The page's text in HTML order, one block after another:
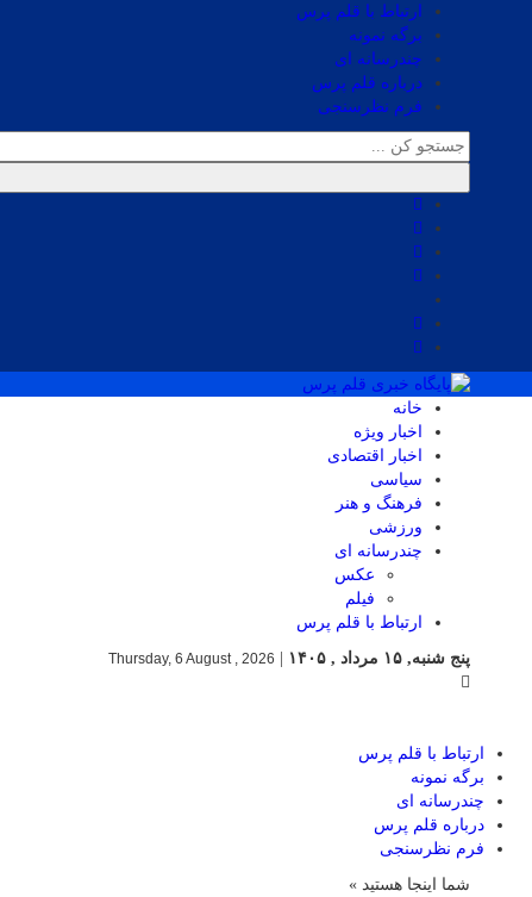
ارتباط با قلم پرس
برگه نمونه
چندرسانه ای
درباره قلم پرس
فرم نظرسنجی
خانه
اخبار ویژه
اخبار اقتصادی
سیاسی
فرهنگ و هنر
ورزشی
چندرسانه ای
عکس
فیلم
ارتباط با قلم پرس
پنج شنبه, ۱۵ مرداد , ۱۴۰۵
Thursday, 6 August , 2026
ارتباط با قلم پرس
برگه نمونه
چندرسانه ای
درباره قلم پرس
فرم نظرسنجی
شما اینجا هستید »